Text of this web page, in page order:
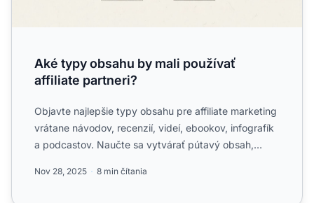
Aké typy obsahu by mali používať
affiliate partneri?
Objavte najlepšie typy obsahu pre affiliate marketing
vrátane návodov, recenzií, videí, ebookov, infografík
a podcastov. Naučte sa vytvárať pútavý obsah,
Nov 28, 2025 8 min čítania